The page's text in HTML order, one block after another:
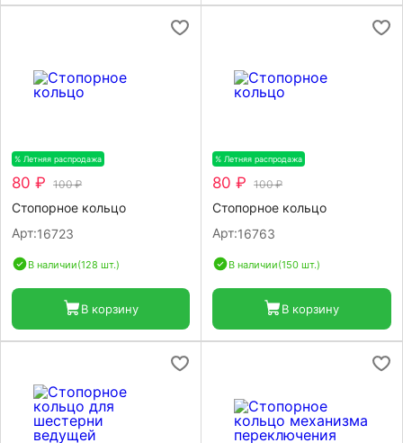
% Летняя распродажа
80 ₽ 100 ₽
Стопорное кольцо
Арт:16723
В наличии(128 шт.)
В корзину
% Летняя распродажа
80 ₽ 100 ₽
Стопорное кольцо
Арт:16763
В наличии(150 шт.)
В корзину